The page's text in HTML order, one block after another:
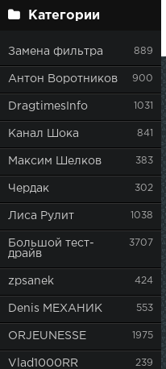
Категории
Замена фильтра 889
Антон Воротников 900
DragtimesInfo 1031
Канал Шока 841
Максим Шелков 383
Чердак 302
Лиса Рулит 1038
Большой тест-
драйв
3707
zpsanek 424
Denis МЕХАНИК 553
ORJEUNESSE 1975
Vlad1000RR 239